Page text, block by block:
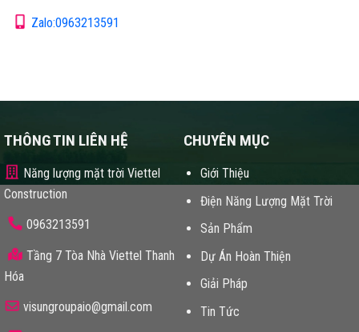
Zalo:0963213591
THÔNG TIN LIÊN HỆ
Năng lượng mặt trời Viettel
Construction
0963213591
Tầng 7 Tòa Nhà Viettel Thanh
Hóa
visungroupaio@gmail.com
CHUYÊN MỤC
Giới Thiệu
Điện Năng Lượng Mặt Trời
Sản Phẩm
Dự Án Hoàn Thiện
Giải Pháp
Tin Tức